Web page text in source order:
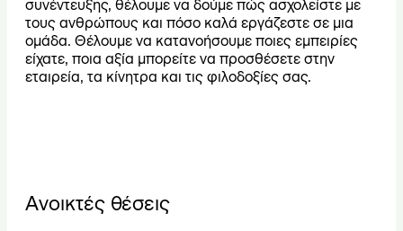
συνέντευξης, θέλουμε να δούμε πώς ασχολείστε με
τους ανθρώπους και πόσο καλά εργάζεστε σε μια
ομάδα. Θέλουμε να κατανοήσουμε ποιες εμπειρίες
είχατε, ποια αξία μπορείτε να προσθέσετε στην
εταιρεία, τα κίνητρα και τις φιλοδοξίες σας.
Ανοικτές θέσεις